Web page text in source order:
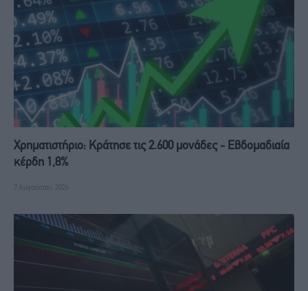
Χρηματιστήριο: Κράτησε τις 2.600 μονάδες - Εβδομαδιαία
κέρδη 1,8%
7 Αυγούστου, 2026